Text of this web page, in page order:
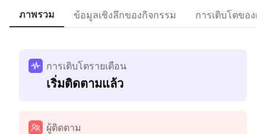
ภาพรวม ข้อมูลเชิงลึกของกิจกรรม การเติบโตของผู้
การเติบโตรายเดือน
เริ่มติดตามแล้ว
ผู้ติดตาม